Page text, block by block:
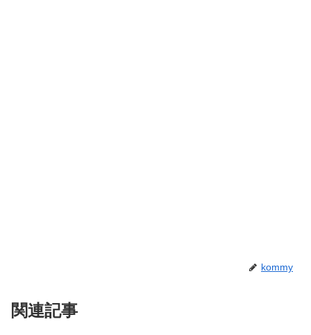
kommy
関連記事